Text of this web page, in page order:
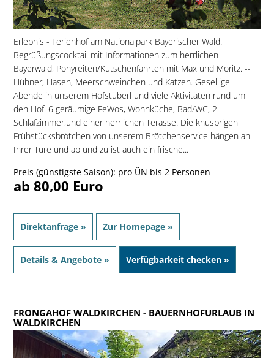
Erlebnis - Ferienhof am Nationalpark Bayerischer Wald.
Begrüßungscocktail mit Informationen zum herrlichen
Bayerwald, Ponyreiten/Kutschenfahrten mit Max und Moritz. --
Hühner, Hasen, Meerschweinchen und Katzen. Gesellige
Abende in unserem Hofstüberl und viele Aktivitäten rund um
den Hof. 6 geräumige FeWos, Wohnküche, Bad/WC, 2
Schlafzimmer,und einer herrlichen Terasse. Die knusprigen
Frühstücksbrötchen von unserem Brötchenservice hängen an
Ihrer Türe und ab und zu ist auch ein frische...
Preis (günstigste Saison): pro ÜN bis 2 Personen
ab 80,00 Euro
Direktanfrage » Zur Homepage »
Details & Angebote » Verfügbarkeit checken »
FRONGAHOF WALDKIRCHEN - BAUERNHOFURLAUB IN
WALDKIRCHEN